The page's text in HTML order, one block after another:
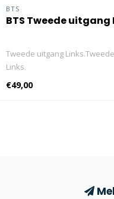
BTS
BTS Tweede uitgang
Tweede uitgang
Links.
€49,00